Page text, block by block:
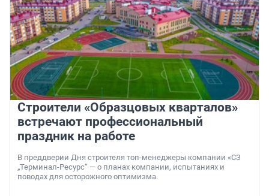
Строители «Образцовых кварталов»
встречают профессиональный
праздник на работе
В преддверии Дня строителя топ-менеджеры компании «СЗ
„Терминал-Ресурс“ — о планах компании, испытаниях и
поводах для осторожного оптимизма.